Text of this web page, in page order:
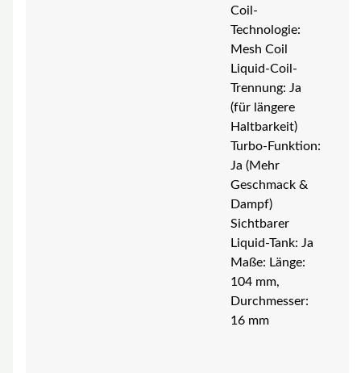
Coil-
Technologie:
Mesh Coil
Liquid-Coil-
Trennung: Ja
(für längere
Haltbarkeit)
Turbo-Funktion:
Ja (Mehr
Geschmack &
Dampf)
Sichtbarer
Liquid-Tank: Ja
Maße: Länge:
104 mm,
Durchmesser:
16 mm